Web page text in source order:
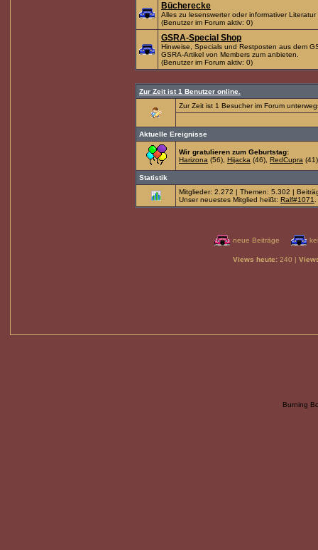
Bücherecke
Alles zu lesenswerter oder informativer Literatur
(Benutzer im Forum aktiv: 0)
GSRA-Special Shop
Hinweise, Specials und Restposten aus dem
GSRA-Artikel von Members zum anbieten.
(Benutzer im Forum aktiv: 0)
Zur Zeit ist 1 Benutzer online.
Zur Zeit ist 1 Besucher im Forum
Aktuelle Ereignisse
Wir gratulieren zum Geburtstag:
Harizona (56), Hijacka (46), RedCupra
Statistik
Mitglieder: 2.272 | Themen: 5.302 |
Unser neuestes Mitglied heißt: Ralf#1071
neue Beiträge
Views heute:240 |
Burning